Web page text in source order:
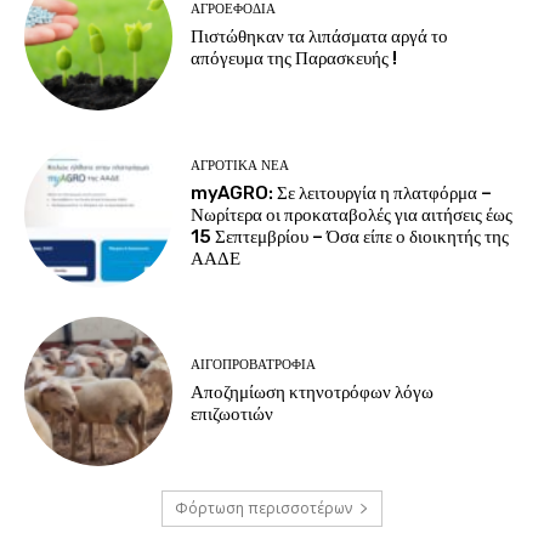
ΑΓΡΟΕΦΌΔΙΑ
Πιστώθηκαν τα λιπάσματα αργά το
απόγευμα της Παρασκευής !
ΑΓΡΟΤΙΚΆ ΝΈΑ
myAGRO: Σε λειτουργία η πλατφόρμα –
Νωρίτερα οι προκαταβολές για αιτήσεις έως
15 Σεπτεμβρίου – Όσα είπε ο διοικητής της
ΑΑΔΕ
ΑΙΓΟΠΡΟΒΑΤΡΟΦΊΑ
Αποζημίωση κτηνοτρόφων λόγω
επιζωοτιών
Φόρτωση περισσοτέρων